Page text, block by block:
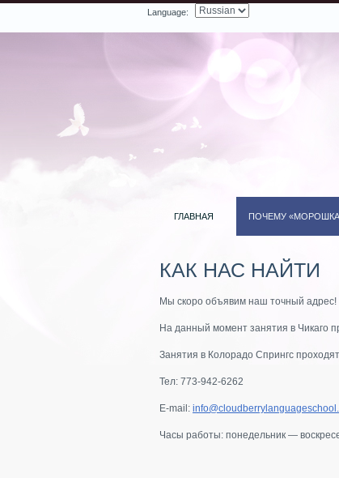
Language:
ГЛАВНАЯ ПОЧЕМУ
КАК НАС НАЙТИ
Мы скоро объявим наш точный адрес!
На данный момент занятия в Чикаго
Занятия в Колорадо Спрингс
Тел: 773-942-6262
E-mail:
Часы работы: понедельник —